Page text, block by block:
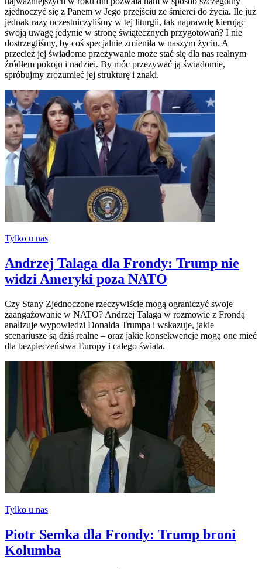
zjednoczyć się z Panem w Jego przejściu ze śmierci do życia. Ile już
jednak razy uczestniczyliśmy w tej liturgii, tak naprawdę kierując
swoją uwagę jedynie w stronę świątecznych przygotowań? I nie
dostrzegliśmy, by coś specjalnie zmieniła w naszym życiu. A
przecież jej świadome przeżywanie może stać się dla nas realnym
źródłem pokoju i nadziei. By móc przeżywać ją świadomie,
spróbujmy zrozumieć jej strukturę i znaki.
Tylko u nas
Andrzej Talaga dla Frondy: Trump nie
widzi Ameryki poza NATO
Czy Stany Zjednoczone rzeczywiście mogą ograniczyć swoje
zaangażowanie w NATO? Andrzej Talaga w rozmowie z Frondą
analizuje wypowiedzi Donalda Trumpa i wskazuje, jakie
scenariusze są dziś realne – oraz jakie konsekwencje mogą one mieć
dla bezpieczeństwa Europy i całego świata.
Tylko u nas
Piotr Semka dla Frondy: Trump broni
Kolumba